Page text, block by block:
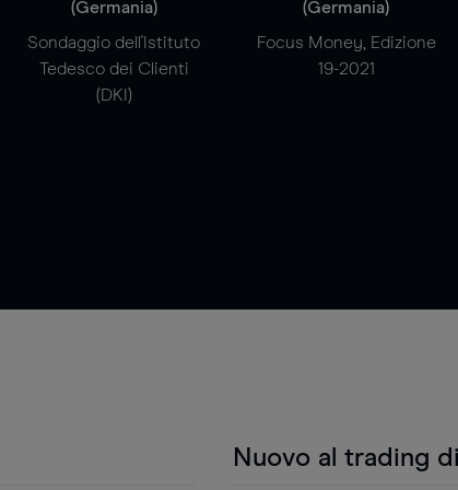
(Germania)
Sondaggio dell'Istituto
Tedesco dei Clienti
(DKI)
(Germania)
Focus Money, Edizione
19-2021
Nuovo al trading